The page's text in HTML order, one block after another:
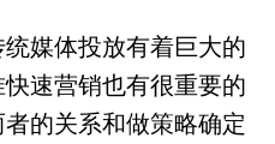
媒体投放有着巨大的
速营销也有很重要的
的关系和做策略确定